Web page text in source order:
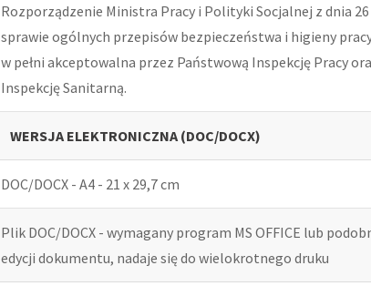
Rozporządzenie Ministra Pracy i Polityki Socjalnej z dnia 26
sprawie ogólnych przepisów bezpieczeństwa i higieny
w pełni akceptowalna przez Państwową Inspekcję Pracy
Inspekcję Sanitarną.
WERSJA ELEKTRONICZNA (DOC/DOCX)
DOC/DOCX - A4 - 21 x 29,7 cm
Plik DOC/DOCX - wymagany program MS OFFICE lub
edycji dokumentu, nadaje się do wielokrotnego druku